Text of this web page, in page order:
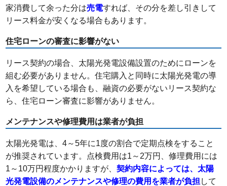
家消費して余った分は売電すれば、その分を差し引きして
リース料金が安くなる場合もあります。
住宅ローンの審査に影響がない
リース契約の場合、太陽光発電設備設置のためにローンを
組む必要がありません。住宅購入と同時に太陽光発電の導
入を希望している場合も、融資の必要がないリース契約な
ら、住宅ローン審査に影響がありません。
メンテナンスや修理費用は業者が負担
太陽光発電は、4～5年に1度の割合で定期点検をすること
が推奨されています。点検費用は1～2万円、修理費用には
1～10万円程度かかりますが、契約内容によっては、太陽
光発電設備のメンテナンスや修理の費用を業者が負担 して